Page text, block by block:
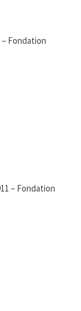
Fondation
– Fondation